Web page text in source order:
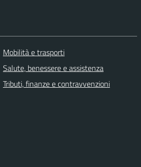
Mobilità e trasporti
Salute, benessere e assistenza
Tributi, finanze e contravvenzioni